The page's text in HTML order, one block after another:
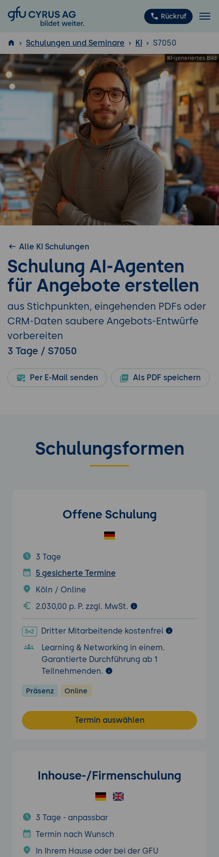
GFU Cyrus AG Rückruf
ISTQB ®
Schulungen und Seminare KI S7050
Alle KI Schulungen
Schulung AI-Agenten
für Angebote erstellen
aus Stichpunkten, eingehenden PDFs oder
CRM-Daten saubere Angebots-Entwürfe
vorbereiten
3 Tage / S7050
Per E-Mail senden Als PDF speichern
Schulungsformen
Offene Schulung
3 Tage
5 gesicherte Termine
Köln / Online
2.030,00 p. P. zzgl. MwSt.
Dritter Mitarbeitende kostenfrei
Learning & Networking in einem.
Garantierte Durchführung ab 1
Teilnehmenden.
Präsenz Online
Termin auswählen
Inhouse-/Firmenschulung
3 Tage - anpassbar
Termin nach Wunsch
In Ihrem Hause oder bei der GFU